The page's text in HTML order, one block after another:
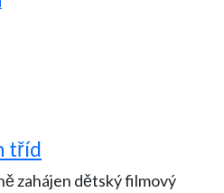
tříd
zahájen dětský filmový